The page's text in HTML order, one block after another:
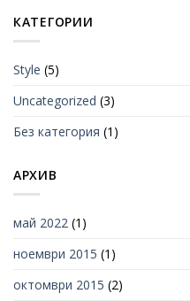
КАТЕГОРИИ
Style (5)
Uncategorized (3)
Без категория (1)
АРХИВ
май 2022 (1)
ноември 2015 (1)
октомври 2015 (2)